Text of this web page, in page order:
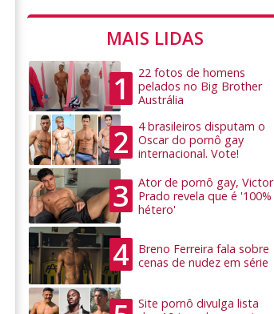
MAIS LIDAS
1
22 fotos de homens
pelados no Big Brother
Austrália
2
4 brasileiros disputam o
Oscar do pornô gay
internacional. Vote!
3
Ator de pornô gay, Victor
Prado revela que é '100%
hétero'
4
Breno Ferreira fala sobre
cenas de nudez em série
Site pornô divulga lista